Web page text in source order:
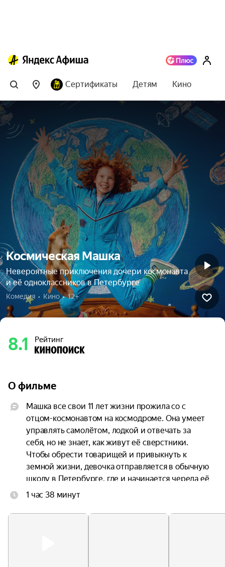
Сертификаты Детям Кино
Космическая Машка
Невероятные приключения дочери космонавта
и её одноклассников в Петербурге
Комедия  •  Кино  •  12+
8.1 Рейтинг
О фильме
Машка все свои 11 лет жизни прожила со с
отцом-космонавтом на космодроме. Она умеет
управлять самолётом, лодкой и отвечать за
себя, но не знает, как живут её сверстники.
Чтобы обрести товарищей и привыкнуть к
земной жизни, девочка отправляется в обычную
школу в Петербурге, где и начинается череда её
невероятных приключений.
1 час 38 минут